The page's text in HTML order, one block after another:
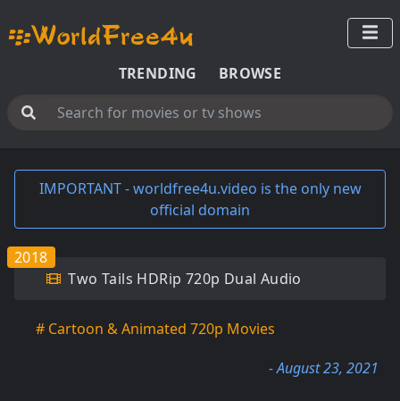
TRENDING BROWSE
IMPORTANT - worldfree4u.video is the only new
official domain
Two Tails HDRip 720p Dual Audio
2018
# Cartoon & Animated 720p Movies
- August 23, 2021